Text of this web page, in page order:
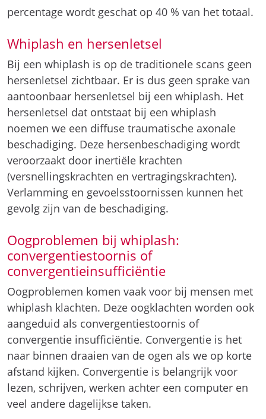
percentage wordt geschat op 40 % van het totaal.
Whiplash en hersenletsel
Bij een whiplash is op de traditionele scans geen
hersenletsel zichtbaar. Er is dus geen sprake van
aantoonbaar hersenletsel bij een whiplash. Het
hersenletsel dat ontstaat bij een whiplash
noemen we een diffuse traumatische axonale
beschadiging. Deze hersenbeschadiging wordt
veroorzaakt door inertiële krachten
(versnellingskrachten en vertragingskrachten).
Verlamming en gevoelsstoornissen kunnen het
gevolg zijn van de beschadiging.
Oogproblemen bij whiplash:
convergentiestoornis of
convergentieinsufficiëntie
Oogproblemen komen vaak voor bij mensen met
whiplash klachten. Deze oogklachten worden ook
aangeduid als convergentiestoornis of
convergentie insufficiëntie. Convergentie is het
naar binnen draaien van de ogen als we op korte
afstand kijken. Convergentie is belangrijk voor
lezen, schrijven, werken achter een computer en
veel andere dagelijkse taken.